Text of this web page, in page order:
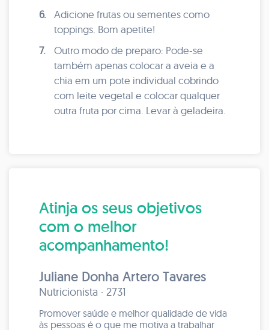
6.
Adicione frutas ou sementes como
toppings. Bom apetite!
7.
Outro modo de preparo: Pode-se
também apenas colocar a aveia e a
chia em um pote individual cobrindo
com leite vegetal e colocar qualquer
outra fruta por cima. Levar à geladeira.
Atinja os seus objetivos
com o melhor
acompanhamento!
Juliane Donha Artero Tavares
Nutricionista · 2731
Promover saúde e melhor qualidade de vida
às pessoas é o que me motiva a trabalhar